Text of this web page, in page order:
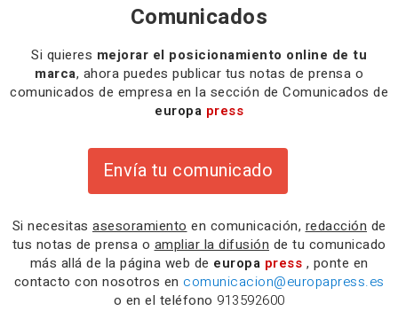
Comunicados
Si quieres mejorar el posicionamiento online de tu
marca, ahora puedes publicar tus notas de prensa o
comunicados de empresa en la sección de Comunicados de
europa press
Envía tu comunicado
Si necesitas asesoramiento en comunicación, redacción de
tus notas de prensa o ampliar la difusión de tu comunicado
más allá de la página web de europa press , ponte en
contacto con nosotros en comunicacion@europapress.es
o en el teléfono 913592600